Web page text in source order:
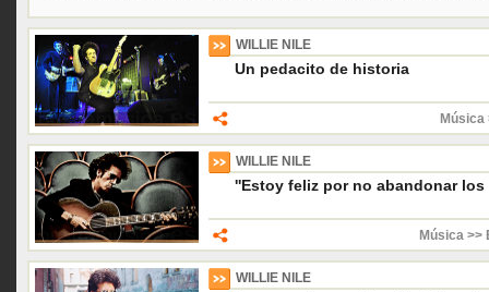
WILLIE NILE
Un pedacito de historia
Música
WILLIE NILE
''Estoy feliz por no abandonar
Música >>
WILLIE NILE